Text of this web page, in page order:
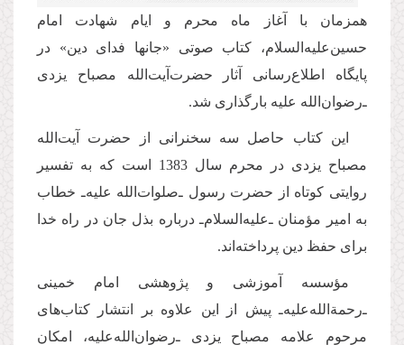
همزمان با آغاز ماه محرم و ایام شهادت امام
حسین‌علیه‌السلام، کتاب صوتی «جانها فدای دین» در
پایگاه اطلاع‌رسانی آثار حضرت‌آیت‌الله مصباح یزدی
ـ‌رضوان‌الله علیه‌ بارگذاری شد.
این كتاب حاصل سه سخنرانی از حضرت آیت‌الله
مصباح یزدی در محرم سال 1383 است که به تفسیر
روایتی کوتاه از حضرت رسول ـ‌صلوات‌الله علیه‌ـ خطاب
به امیر مؤمنان ـ‌علیه‌السلام‌ـ درباره بذل جان در راه خدا
برای حفظ دین پرداخته‌اند.
مؤسسه آموزشی و پژوهشی امام خمينی‌
ـ‌رحمة‌الله‌عليه‌ـ پيش از اين علاوه بر انتشار کتاب‌های
مرحوم علامه مصباح يزدی ـ‌رضوان‌الله‌‌عليه، امكان